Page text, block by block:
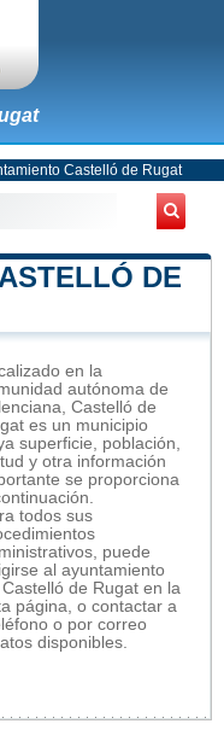
Castelló de Rugat
DE
en la
autónoma de
Castelló de
es un municipio
superficie, población,
y otra información
se proporciona
todos sus
puede
al ayuntamiento
de Rugat en la
página, o contactar a
o por correo
disponibles.